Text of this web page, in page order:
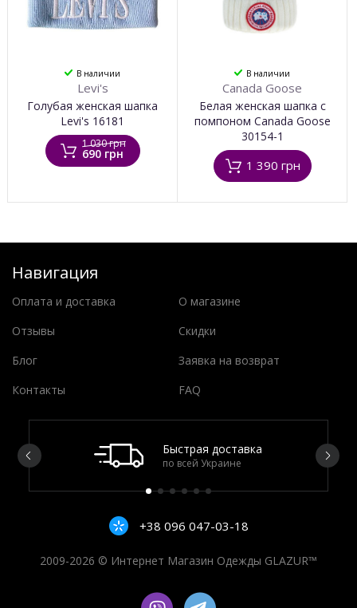
В наличии
Levi's
Голубая женская шапка
Levi's 16181
1 030 грн
690 грн
В наличии
Canada Goose
Белая женская шапка с
помпоном Canada Goose
30154-1
1 390 грн
Навигация
Оплата и доставка
О магазине
Отзывы
Скидки
Блог
Заявка на возврат
Контакты
FAQ
Быстрая доставка
по всей Украине
+38 096 047-03-18
2009-2026 © Интернет Магазин Одежды GLAZUR™